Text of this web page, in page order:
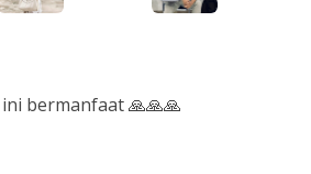
bermanfaat 🙏🙏🙏